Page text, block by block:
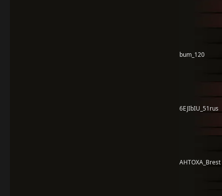
bum_120
6EJIbIU_51rus
AHTOXA_Brest